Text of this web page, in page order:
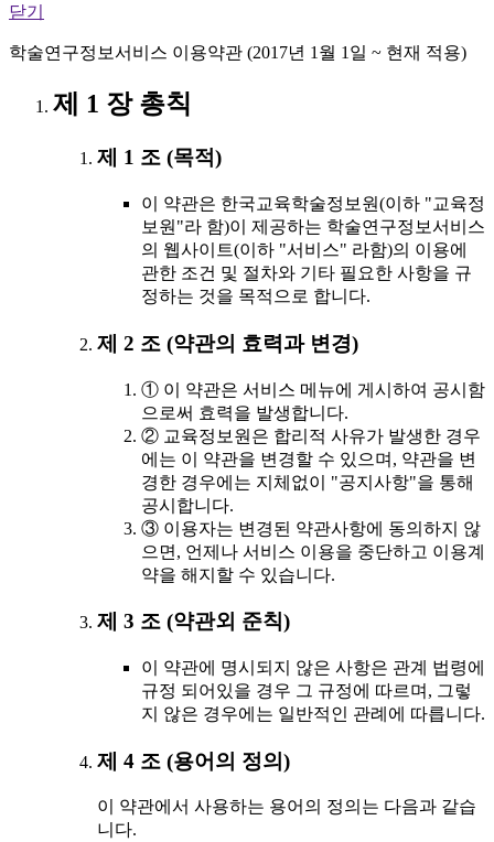
닫기
학술연구정보서비스 이용약관 (2017년 1월 1일 ~ 현재 적용)
제 1 장 총칙
제 1 조 (목적)
이 약관은 한국교육학술정보원(이하 "교육정
보원"라 함)이 제공하는 학술연구정보서비스
의 웹사이트(이하 "서비스" 라함)의 이용에
관한 조건 및 절차와 기타 필요한 사항을 규
정하는 것을 목적으로 합니다.
제 2 조 (약관의 효력과 변경)
① 이 약관은 서비스 메뉴에 게시하여 공시함
으로써 효력을 발생합니다.
② 교육정보원은 합리적 사유가 발생한 경우
에는 이 약관을 변경할 수 있으며, 약관을 변
경한 경우에는 지체없이 "공지사항"을 통해
공시합니다.
③ 이용자는 변경된 약관사항에 동의하지 않
으면, 언제나 서비스 이용을 중단하고 이용계
약을 해지할 수 있습니다.
제 3 조 (약관외 준칙)
이 약관에 명시되지 않은 사항은 관계 법령에
규정 되어있을 경우 그 규정에 따르며, 그렇
지 않은 경우에는 일반적인 관례에 따릅니다.
제 4 조 (용어의 정의)
이 약관에서 사용하는 용어의 정의는 다음과 같습
니다.